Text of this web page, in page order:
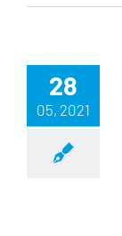
28
05, 2021